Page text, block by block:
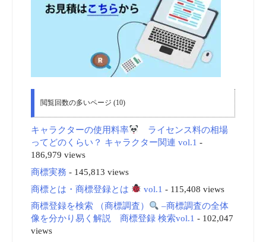
閲覧回数の多いページ (10)
キャラクターの使用料率
ライセンス料の相場
ってどのくらい？ キャラクター関連 vol.1 -
186,979 views
商標実務 - 145,813 views
商標とは・商標登録とは
vol.1 - 115,408 views
商標登録を検索 （商標調査）
–商標調査の全体
像を分かり易く解説 商標登録 検索vol.1 - 102,047
views